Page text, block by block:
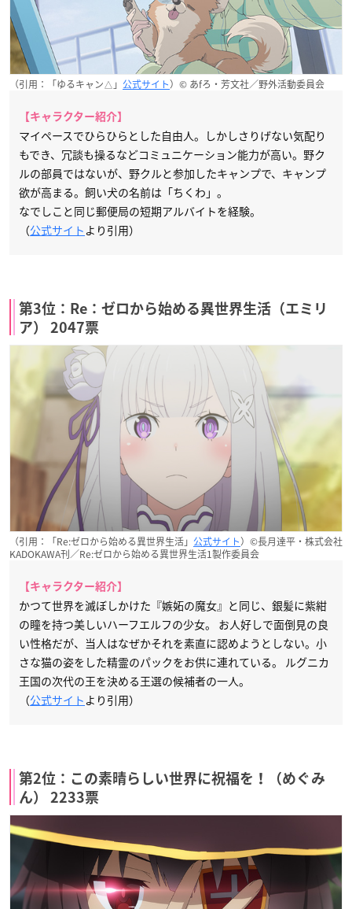
（引用：「ゆるキャン△」 公式サイト）© あfろ・芳文社／野外活動委員会
【キャラクター紹介】
マイペースでひらひらとした自由人。しかしさりげない気配り
もでき、冗談も操るなどコミュニケーション能力が高い。野ク
ルの部員ではないが、野クルと参加したキャンプで、キャンプ
欲が高まる。飼い犬の名前は「ちくわ」。
なでしこと同じ郵便局の短期アルバイトを経験。
（公式サイト より引用）
第3位：Re：ゼロから始める異世界生活（エミリ
ア） 2047票
（引用：「Re:ゼロから始める異世界生活」 公式サイト）©長月達平・株式会社
KADOKAWA刊／Re:ゼロから始める異世界生活1製作委員会
【キャラクター紹介】
かつて世界を滅ぼしかけた『嫉妬の魔女』と同じ、銀髪に紫紺
の瞳を持つ美しいハーフエルフの少女。 お人好しで面倒見の良
い性格だが、当人はなぜかそれを素直に認めようとしない。小
さな猫の姿をした精霊のパックをお供に連れている。 ルグニカ
王国の次代の王を決める王選の候補者の一人。
（公式サイト より引用）
第2位：この素晴らしい世界に祝福を！（めぐみ
ん） 2233票